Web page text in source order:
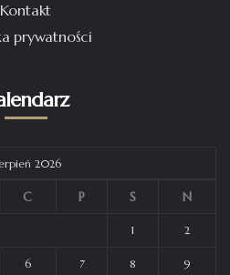
Kontakt
prywatności
2026
C P S N
1 2
6 7 8 9